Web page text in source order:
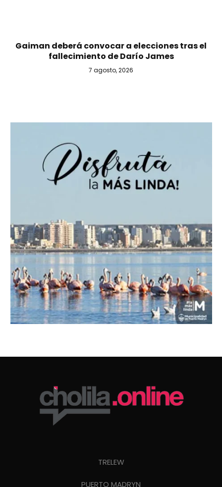
Gaiman deberá convocar a elecciones tras el
fallecimiento de Darío James
7 agosto, 2026
TRELEW
PUERTO MADRYN